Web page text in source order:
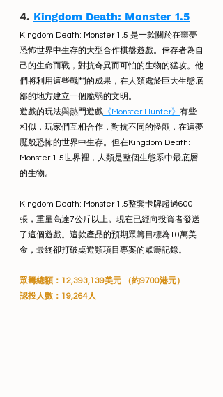
4. Kingdom Death: Monster 1.5
Kingdom Death: Monster 1.5 是一款關於在噩夢
恐怖世界中生存的大型合作棋盤遊戲。倖存者為自
己的生命而戰，對抗奇異而可怕的生物的猛攻。他
們將利用這些戰鬥的成果，在人類處於巨大生態底
部的地方建立一個脆弱的文明。
遊戲的玩法與熱門遊戲 《Monster Hunter》 有些
相似，玩家們互相合作，對抗不同的怪獸，在這夢
魘般恐怖的世界中生存。但在Kingdom Death:
Monster 1.5世界裡，人類是整個生態系中最底層
的生物。
Kingdom Death: Monster 1.5整套卡牌超過600
張，重量高達7公斤以上。現在已經向投資者發送
了這個遊戲。這款產品的預期眾籌目標為10萬美
金，最終卻打破桌遊類項目專案的眾籌記錄。
眾籌總額：12,393,139美元 （約9700港元）
認投人數：19,264人